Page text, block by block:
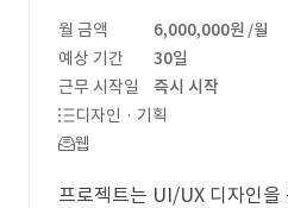
월 금액 6,000,000원 /월
예상 기간
30일
근무 시작일
즉시 시작
디자인 · 기획
웹
프로젝트는 UI/UX 디자인을